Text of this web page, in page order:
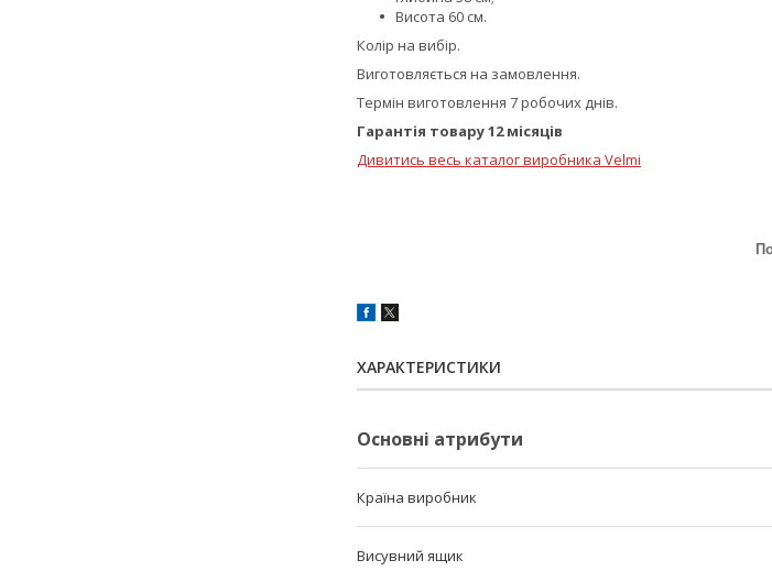
Висота 60 см.
Колір на вибір.
Виготовляється на замовлення.
Термін виготовлення 7 робочих днів.
Гарантія товару 12 місяців
Дивитись весь каталог виробника Velmi
ХАРАКТЕРИСТИКИ
Основні атрибути
Країна виробник
Висувний ящик